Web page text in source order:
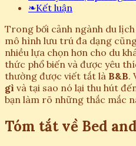
❧Kết luận
Trong bối cảnh ngành du
mô hình lưu trú đa dạng
nhiều lựa chọn hơn cho du
thức phổ biến và được yêu
thường được viết tắt là B&B.
gì và tại sao nó lại thu hút
bạn làm rõ những thắc mắc
Tóm tắt về Bed